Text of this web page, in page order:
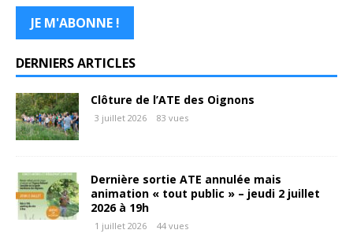
DERNIERS ARTICLES
Clôture de l’ATE des Oignons
3 juillet 2026 83 vues
Dernière sortie ATE annulée mais
animation « tout public » – jeudi 2 juillet
2026 à 19h
1 juillet 2026 44 vues